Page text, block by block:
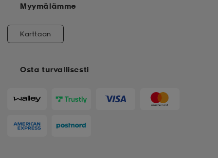
Osta turvallisesti
Myymälämme
Karttaan